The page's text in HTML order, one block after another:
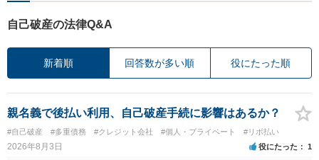
自己破産の法律Q&A
新着順 回答数が多い順 役にたった順
親名義で後払い利用、自己破産手続に影響はあるか？
#自己破産 #多重債務 #クレジット会社 #個人・プライベート #リボ払い
2026年8月3日 役にたった 1